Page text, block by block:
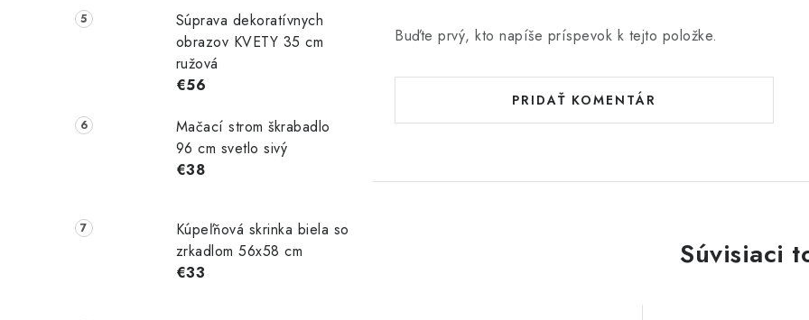
Súprava dekoratívnych
obrazov KVETY 35 cm
ružová
€56
Mačací strom škrabadlo
96 cm svetlo sivý
€38
Kúpeľňová skrinka biela so
zrkadlom 56x58 cm
€33
Buďte prvý, kto napíše príspevok k tejto položke.
PRIDAŤ KOMENTÁR
Súvisiaci